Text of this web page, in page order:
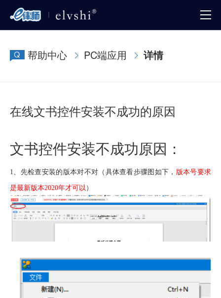
帮助中心 PC端应用 详情
在线文书控件安装不成功的原因
文书控件安装不成功原因：
1、 先检查安装的版本对不对（具体查看步骤图如下， 版本号要求
是最新版本2020年才可以 ）